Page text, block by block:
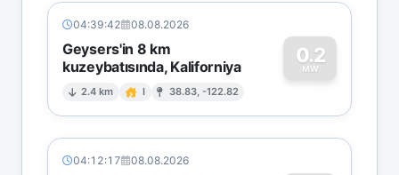
04:39:42 08.08.2026
Geysers'in 8 km
kuzeybatısında, Kaliforniya
2.4 km I 38.83, -122.82
0.2
MW
0
04:12:17 08.08.2026